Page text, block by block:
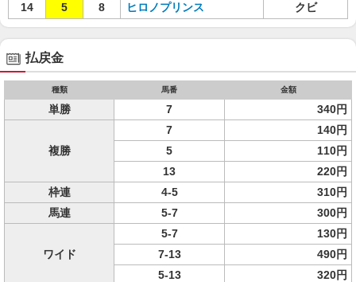
14
5 8 ヒロノプリンス クビ
払戻金
種類 馬番 金額
単勝 7 340円
複勝
7
140円
5
110円
13
220円
枠連
4-5
310円
馬連
5-7 300円
ワイド
5-7
130円
7-13
490円
5-13
320円